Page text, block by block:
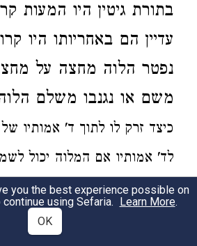
בתורת גיטין היו המעות
עדיין הם באחריותו היו
נפטר הלוה מחצה על
משם או נגנבו משלם
כיצד זרק לו לתוך ד' אמותיו
לד' אמותיו אם המלוה יכול
פטור ואם הלוה יכול לשמרו
יכולי' לשמרו הוה
you the best experience possible on
using Sefaria. Learn More.
OK